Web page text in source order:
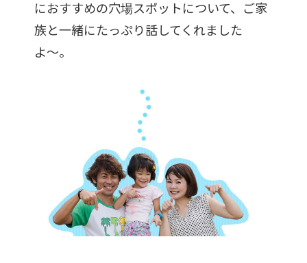
におすすめの穴場スポットについて、ご家
族と一緒にたっぷり話してくれました
よ〜。